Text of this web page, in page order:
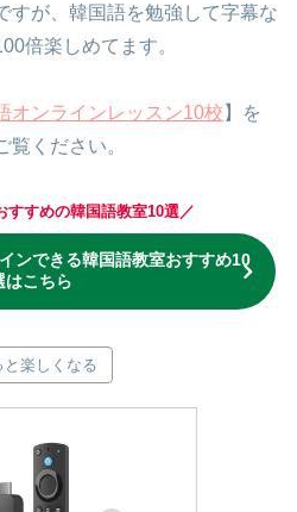
すが、韓国語を勉強して字幕な
倍楽しめてます。
オンラインレッスン10校 】を
覧ください。
すすめの韓国語教室10選／
ンできる韓国語教室おすすめ10
はこちら
楽しくなる